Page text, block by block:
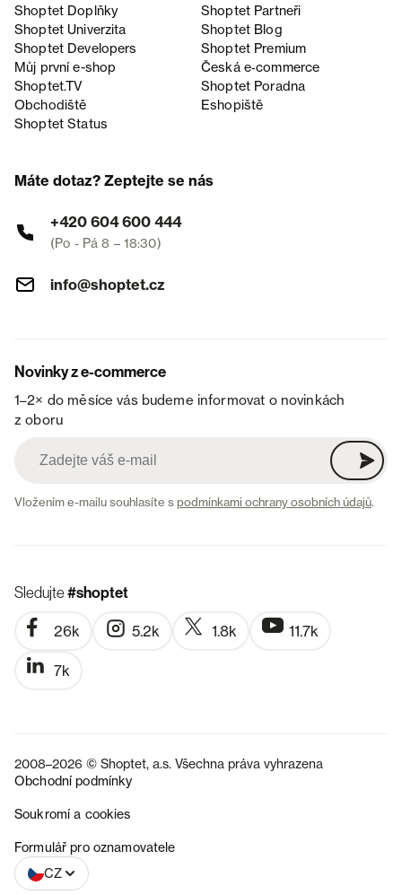
Shoptet Doplňky
Shoptet Partneři
Shoptet Univerzita
Shoptet Blog
Shoptet Developers
Shoptet Premium
Můj první e-shop
Česká e‑commerce
Shoptet.TV
Shoptet Poradna
Obchodiště
Eshopiště
Shoptet Status
Máte dotaz? Zeptejte se nás
+420 604 600 444
(Po - Pá 8 – 18:30)
info@shoptet.cz
Novinky z e-commerce
1–2× do měsíce vás budeme informovat o novinkách
z oboru
Vložením e-mailu souhlasíte spodmínkami ochrany osobních údajů.
Sledujte#shoptet
26k 5.2k 1.8k 11.7k
7k
2008–2026 © Shoptet, a.s. Všechna práva vyhrazena
Obchodní podmínky
Soukromí a cookies
Formulář pro oznamovatele
CZ